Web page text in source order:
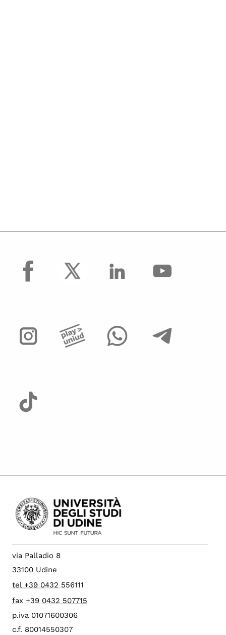
facebook
via Palladio 8
33100 Udine
tel +39 0432 556111
fax +39 0432 507715
p.iva 01071600306
c.f. 80014550307